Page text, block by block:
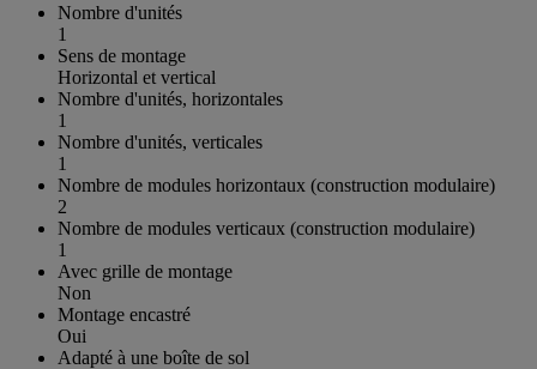
Nombre d'unités
1
Sens de montage
Horizontal et vertical
Nombre d'unités, horizontales
1
Nombre d'unités, verticales
1
Nombre de modules horizontaux (construction modulaire)
2
Nombre de modules verticaux (construction modulaire)
1
Avec grille de montage
Non
Montage encastré
Oui
Adapté à une boîte de sol